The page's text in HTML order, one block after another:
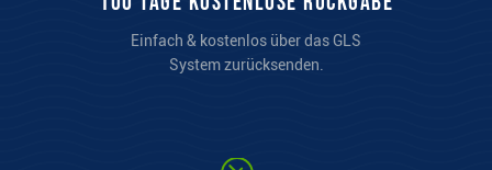
Einfach & kostenlos über das GLS
System zurücksenden.